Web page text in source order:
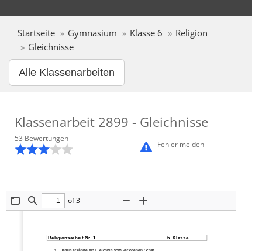
Startseite Gymnasium Klasse 6
Religion
Gleichnisse
Alle Klassenarbeiten
Klassenarbeit 2899 - Gleichnisse
Fehler melden
53 Bewertungen
ToggleFind
of 3
Zoom
Religionsarbeit Nr. 1 6. Klasse